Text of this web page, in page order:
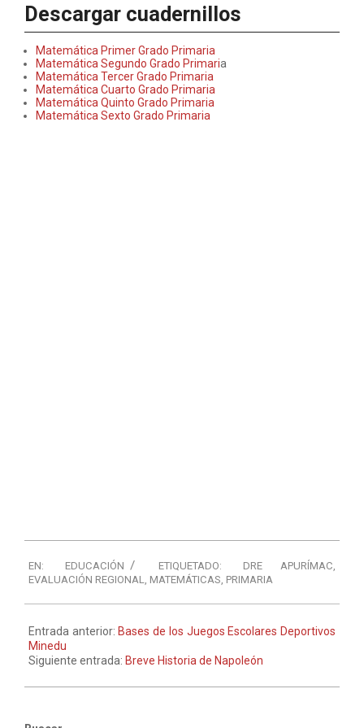
Descargar cuadernillos
Matemática Primer Grado Primaria
Matemática Segundo Grado Primaria
Matemática Tercer Grado Primaria
Matemática Cuarto Grado Primaria
Matemática Quinto Grado Primaria
Matemática Sexto Grado Primaria
EN: EDUCACIÓN ETIQUETADO: DRE APURÍMAC
EVALUACIÓN REGIONAL
MATEMÁTICAS PRIMARIA
Entrada anterior: Bases de los Juegos Escolares Deportivos
Minedu
Siguiente entrada: Breve Historia de Napoleón